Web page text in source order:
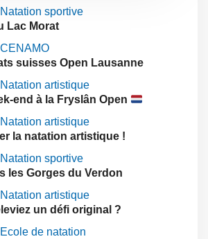
sportive
Lac Morat
suisses Open Lausanne
artistique
end à la Fryslân Open
artistique
la natation artistique !
sportive
les Gorges du Verdon
artistique
un défi original ?
de natation